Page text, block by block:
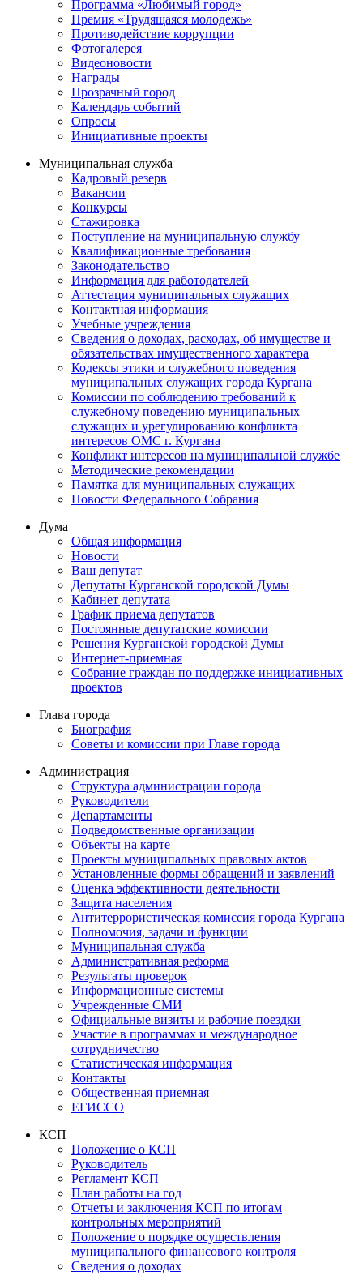
Программа «Любимый город»
Премия «Трудящаяся молодежь»
Противодействие коррупции
Фотогалерея
Видеоновости
Награды
Прозрачный город
Календарь событий
Опросы
Инициативные проекты
Муниципальная служба
Кадровый резерв
Вакансии
Конкурсы
Стажировка
Поступление на муниципальную службу
Квалификационные требования
Законодательство
Информация для работодателей
Аттестация муниципальных служащих
Контактная информация
Учебные учреждения
Сведения о доходах, расходах, об имуществе и
обязательствах имущественного характера
Кодексы этики и служебного поведения
муниципальных служащих города Кургана
Комиссии по соблюдению требований к
служебному поведению муниципальных
служащих и урегулированию конфликта
интересов ОМС г. Кургана
Конфликт интересов на муниципальной службе
Методические рекомендации
Памятка для муниципальных служащих
Новости Федерального Cобрания
Дума
Общая информация
Новости
Ваш депутат
Депутаты Курганской городской Думы
Кабинет депутата
График приема депутатов
Постоянные депутатские комиссии
Решения Курганской городской Думы
Интернет-приемная
Собрание граждан по поддержке инициативных
проектов
Глава города
Биография
Советы и комиссии при Главе города
Администрация
Структура администрации города
Руководители
Департаменты
Подведомственные организации
Объекты на карте
Проекты муниципальных правовых актов
Установленные формы обращений и заявлений
Оценка эффективности деятельности
Защита населения
Антитеррористическая комиссия города Кургана
Полномочия, задачи и функции
Муниципальная служба
Административная реформа
Результаты проверок
Информационные системы
Учрежденные СМИ
Официальные визиты и рабочие поездки
Участие в программах и международное
сотрудничество
Статистическая информация
Контакты
Общественная приемная
ЕГИССО
КСП
Положение о КСП
Руководитель
Регламент КСП
План работы на год
Отчеты и заключения КСП по итогам
контрольных мероприятий
Положение о порядке осуществления
муниципального финансового контроля
Сведения о доходах